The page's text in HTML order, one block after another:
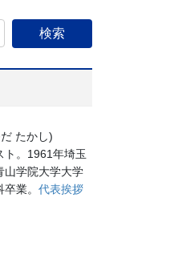
たかし)
ト。1961年埼玉
山学院大学大学
卒業。代表挨拶